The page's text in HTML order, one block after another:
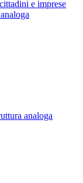
e imprese
analoga